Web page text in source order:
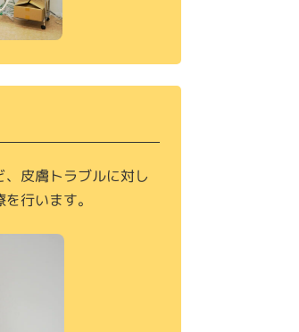
皮膚トラブルに対し
行います。